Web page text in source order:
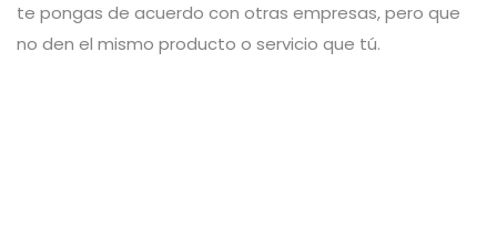
te pongas de acuerdo con otras empresas, pero que
no den el mismo producto o servicio que tú.